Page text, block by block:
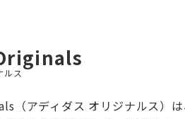
ルス
（アディダス オリジナルス）